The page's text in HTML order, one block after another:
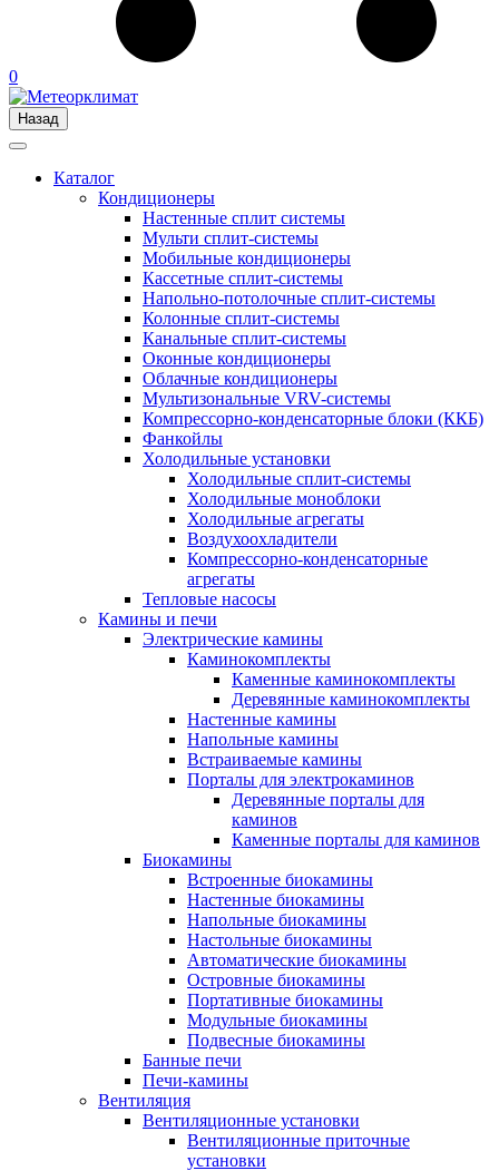
0
Назад
Каталог
Кондиционеры
Настенные сплит системы
Мульти сплит-системы
Мобильные кондиционеры
Кассетные сплит-системы
Напольно-потолочные сплит-системы
Колонные сплит-системы
Канальные сплит-системы
Оконные кондиционеры
Облачные кондиционеры
Мультизональные VRV-системы
Компрессорно-конденсаторные блоки (ККБ)
Фанкойлы
Холодильные установки
Холодильные сплит-системы
Холодильные моноблоки
Холодильные агрегаты
Воздухоохладители
Компрессорно-конденсаторные
агрегаты
Тепловые насосы
Камины и печи
Электрические камины
Каминокомплекты
Каменные каминокомплекты
Деревянные каминокомплекты
Настенные камины
Напольные камины
Встраиваемые камины
Порталы для электрокаминов
Деревянные порталы для
каминов
Каменные порталы для каминов
Биокамины
Встроенные биокамины
Настенные биокамины
Напольные биокамины
Настольные биокамины
Автоматические биокамины
Островные биокамины
Портативные биокамины
Модульные биокамины
Подвесные биокамины
Банные печи
Печи-камины
Вентиляция
Вентиляционные установки
Вентиляционные приточные
установки